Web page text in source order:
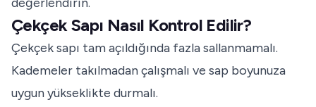
Çekçek Sapı Nasıl Kontrol Edilir?
Çekçek sapı tam açıldığında fazla sallanmamalı.
Kademeler takılmadan çalışmalı ve sap boyunuza
uygun yükseklikte durmalı.